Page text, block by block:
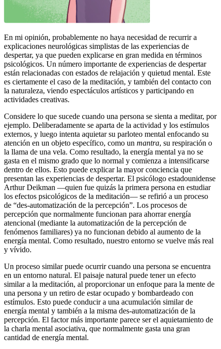
En mi opinión, probablemente no haya necesidad de recurrir a
explicaciones neurológicas simplistas de las experiencias de
despertar, ya que pueden explicarse en gran medida en términos
psicológicos. Un número importante de experiencias de despertar
están relacionadas con estados de relajación y quietud mental. Este
es ciertamente el caso de la meditación, y también del contacto con
la naturaleza, viendo espectáculos artísticos y participando en
actividades creativas.
Considere lo que sucede cuando una persona se sienta a meditar, por
ejemplo. Deliberadamente se aparta de la actividad y los estímulos
externos, y luego intenta aquietar su parloteo mental enfocando su
atención en un objeto específico, como un mantra, su respiración o
la llama de una vela. Como resultado, la energía mental ya no se
gasta en el mismo grado que lo normal y comienza a intensificarse
dentro de ellos. Esto puede explicar la mayor conciencia que
presentan las experiencias de despertar. El psicólogo estadounidense
Arthur Deikman ―quien fue quizás la primera persona en estudiar
los efectos psicológicos de la meditación― se refirió a un proceso
de “des-automatización de la percepción”. Los procesos de
percepción que normalmente funcionan para ahorrar energía
atencional (mediante la automatización de la percepción de
fenómenos familiares) ya no funcionan debido al aumento de la
energía mental. Como resultado, nuestro entorno se vuelve más real
y vívido.
Un proceso similar puede ocurrir cuando una persona se encuentra
en un entorno natural. El paisaje natural puede tener un efecto
similar a la meditación, al proporcionar un enfoque para la mente de
una persona y un retiro de estar ocupado y bombardeado con
estímulos. Esto puede conducir a una acumulación similar de
energía mental y también a la misma des-automatización de la
percepción. El factor más importante parece ser el aquietamiento de
la charla mental asociativa, que normalmente gasta una gran
cantidad de energía mental.